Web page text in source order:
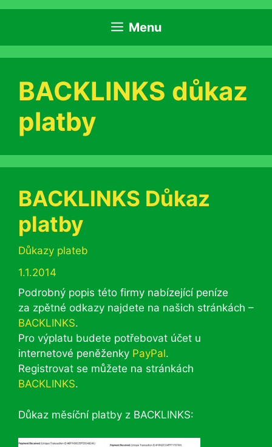
Menu
BACKLINKS důkaz
platby
BACKLINKS Důkaz
platby
Rubriky
Důkazy plateb
1.1.2014
Podrobný popis této firmy nabízející peníze
za zpětné odkazy najdete na našich stránkách –
BACKLINKS.
Pro výplatu budete potřebovat účet u
internetové peněženky PayPal.
Registrovat se můžete na stránkách
BACKLINKS.
Důkaz měsíční platby z BACKLINKS: